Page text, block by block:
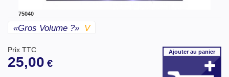
75040
«gros Volume ?» V
Prix TTC
25,00 €
Ajouterau panier